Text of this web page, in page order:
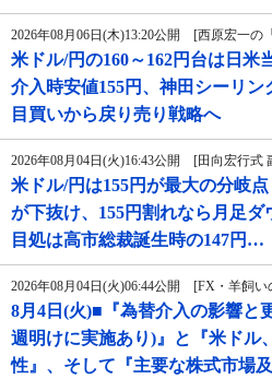
2026年08月06日(木)13:20公開 [西原宏一の
米ドル/円の160～162円台は日米
介入時安値155円、神田シーリン
目買いから戻り売り戦略へ
2026年08月04日(火)16:43公開 [田向宏行式
米ドル/円は155円が最大の分岐
が下抜け、155円割れなら月足
目処は高市総裁誕生時の147円…
2026年08月04日(火)06:44公開 [FX・羊飼
8月4日(火)■『為替介入の影響と
週明けに実施あり)』と『米ドル
性』、そして『主要な株式市場